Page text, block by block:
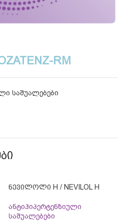
RM
საშუალებები
ᲜᲔᲕᲘᲚᲝᲚᲘ H / NEVILOL H
ანტიჰიპერტენზიული
საშუალებები